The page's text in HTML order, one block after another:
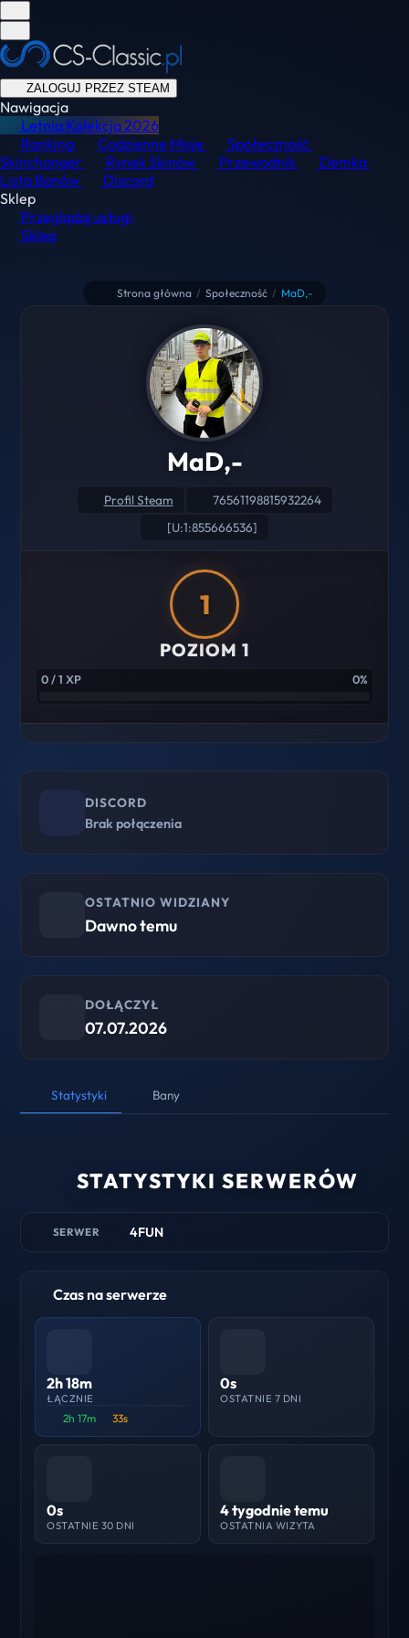
ZALOGUJ PRZEZ STEAM
Nawigacja
Letnia Kolekcja2026
Ranking
Codzienne Misje
Społeczność
Skinchanger
Rynek Skinów Przewodnik
Demka
Lista Banów
Discord
Sklep
Przeglądaj usługi
Sklep
Strona główna / Społeczność / MaD,-
MaD,-
Profil Steam
76561198815932264
[U:1:855666536]
1
POZIOM 1
0 / 1 XP 0%
DISCORD
Brak połączenia
OSTATNIO WIDZIANY
Dawno temu
DOŁĄCZYŁ
07.07.2026
Statystyki Bany
STATYSTYKI SERWERÓW
SERWER 4FUN
Czas na serwerze
2h 18m
ŁĄCZNIE
2h 17m 33s
0s
OSTATNIE 7 DNI
0s
OSTATNIE 30 DNI
4 tygodnie temu
OSTATNIA WIZYTA